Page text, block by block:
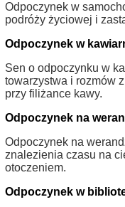
Odpoczynek w
podróży życiowej i
Odpoczynek w
Sen o odpoczynku w
towarzystwa i rozmów
przy filiżance kawy.
Odpoczynek na
Odpoczynek na
znalezienia czasu na
otoczeniem.
Odpoczynek w